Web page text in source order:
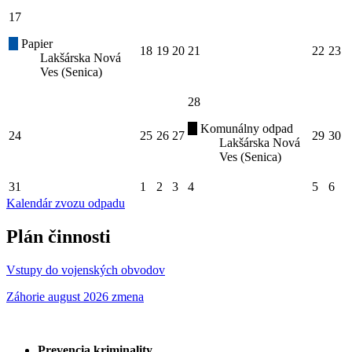
17
Papier
Lakšárska Nová
Ves (Senica)
18 19 20 21 22 23
24 25 26 27
28
Komunálny odpad
Lakšárska Nová
Ves (Senica)
29 30
31 1 2 3 4 5
6
Kalendár zvozu odpadu
Plán činnosti
Vstupy do vojenských obvodov
Záhorie august 2026 zmena